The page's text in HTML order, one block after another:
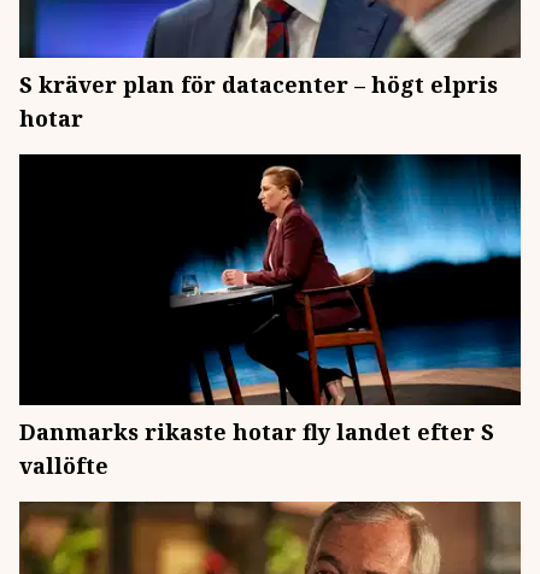
S kräver plan för datacenter – högt elpris
hotar
Danmarks rikaste hotar fly landet efter S
vallöfte